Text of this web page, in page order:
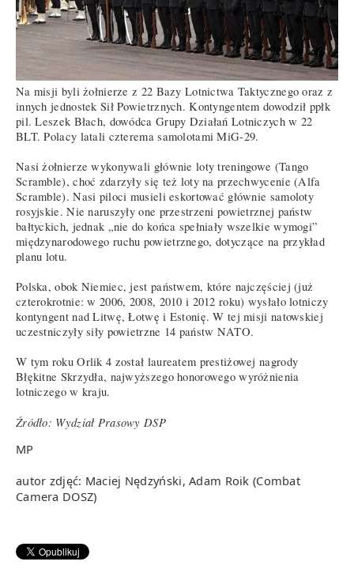
Na misji byli żołnierze z 22 Bazy Lotnictwa Taktycznego oraz z
innych jednostek Sił Powietrznych. Kontyngentem dowodził ppłk
pil. Leszek Błach, dowódca Grupy Działań Lotniczych w 22
BLT. Polacy latali czterema samolotami MiG-29.
Nasi żołnierze wykonywali głównie loty treningowe (Tango
Scramble), choć zdarzyły się też loty na przechwycenie (Alfa
Scramble). Nasi piloci musieli eskortować głównie samoloty
rosyjskie. Nie naruszyły one przestrzeni powietrznej państw
bałtyckich, jednak „nie do końca spełniały wszelkie wymogi”
międzynarodowego ruchu powietrznego, dotyczące na przykład
planu lotu.
Polska, obok Niemiec, jest państwem, które najczęściej (już
czterokrotnie: w 2006, 2008, 2010 i 2012 roku) wysłało lotniczy
kontyngent nad Litwę, Łotwę i Estonię. W tej misji natowskiej
uczestniczyły siły powietrzne 14 państw NATO.
W tym roku Orlik 4 został laureatem prestiżowej nagrody
Błękitne Skrzydła, najwyższego honorowego wyróżnienia
lotniczego w kraju.
Źródło: Wydział Prasowy DSP
MP
autor zdjęć: Maciej Nędzyński, Adam Roik (Combat
Camera DOSZ)